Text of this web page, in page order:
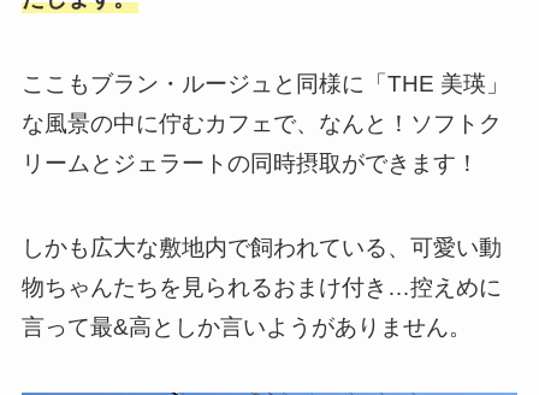
ここもブラン・ルージュと同様に「THE 美瑛」
な風景の中に佇むカフェで、なんと！ソフトク
リームとジェラートの同時摂取ができます！
しかも広大な敷地内で飼われている、可愛い動
物ちゃんたちを見られるおまけ付き…控えめに
言って最&高としか言いようがありません。